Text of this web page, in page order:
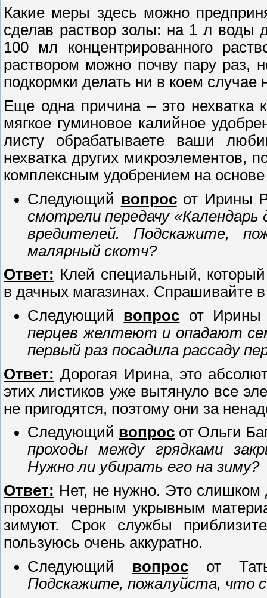
Какие меры здесь можно
сделав раствор золы: на 1 л воды
100 мл концентрированного
раствором можно почву пару раз,
подкормки делать ни в коем случае
Еще одна причина – это нехватка
мягкое гуминовое калийное
листу обрабатываете ваши
нехватка других микроэлементов,
комплексным удобрением на
Следующий вопросот Ирины
смотрели передачу
вредителей. Подскажите,
малярный скотч?
Ответ: Клей специальный,
в дачных магазинах. Спрашивайте в
Следующий вопрос от Ирины
перцев желтеют и опадают
первый раз посадила рассаду
Ответ: Дорогая Ирина, это
этих листиков уже вытянуло все
не пригодятся, поэтому они за
Следующий вопрос от Ольги
проходы между грядками
Нужно ли убирать его на зиму?
Ответ: Нет, не нужно. Это слишком
проходы черным укрывным
зимуют. Срок службы
пользуюсь очень аккуратно.
Следующий вопросот
Подскажите, пожалуйста, что